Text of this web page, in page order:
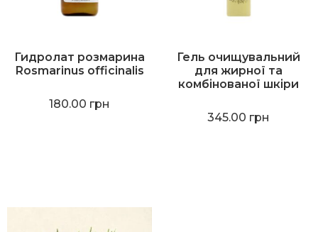
Гидролат розмарина
Rosmarinus officinalis
180.00 грн
Гель очищувальний
для жирної та
комбінованої шкіри
345.00 грн